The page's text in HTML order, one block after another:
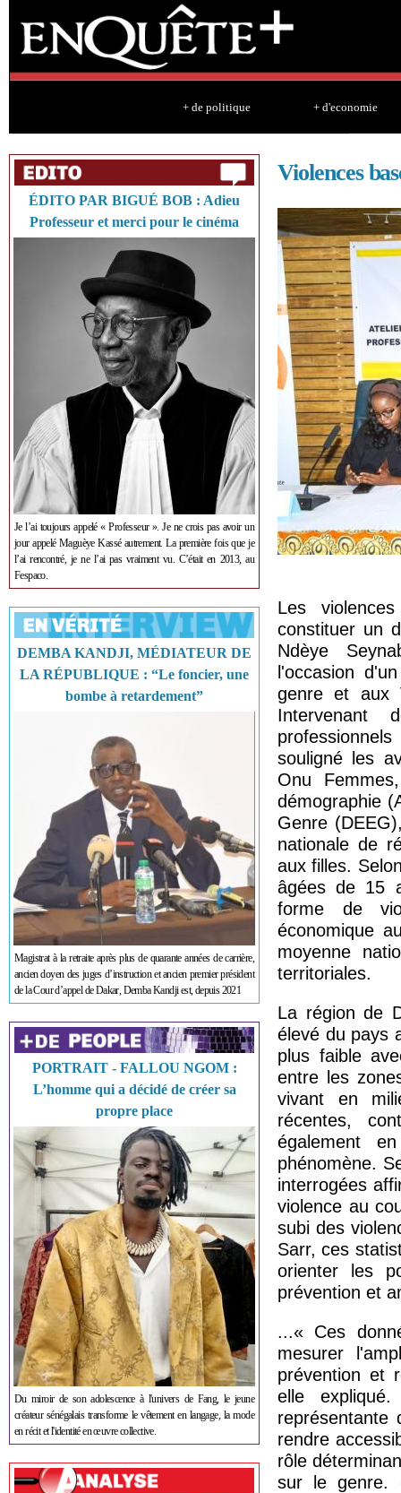
+ de politique + d'economie
ÉDITO PAR BIGUÉ BOB : Adieu
Professeur et merci pour le cinéma
Je l’ai toujours appelé « Professeur ». Je ne crois pas avoir un
jour appelé Maguèye Kassé autrement. La première fois que je
l’ai rencontré, je ne l’ai pas vraiment vu. C’était en 2013, au
Fespaco.
DEMBA KANDJI, MÉDIATEUR DE
LA RÉPUBLIQUE : “Le foncier, une
bombe à retardement”
Magistrat à la retraite après plus de quarante années de carrière,
ancien doyen des juges d’instruction et ancien premier président
de la Cour d’appel de Dakar, Demba Kandji est, depuis 2021
PORTRAIT - FALLOU NGOM :
L’homme qui a décidé de créer sa
propre place
Du miroir de son adolescence à l'univers de Fang, le jeune
créateur sénégalais transforme le vêtement en langage, la mode
en récit et l'identité en œuvre collective.
Violences
Les
constituer un
Ndèye
l'occasion
genre et aux
Intervenant
souligné les
Onu
démographie
Genre
nationale de
aux filles.
âgées de 15
forme de
économique
moyenne
territoriales.
La région de
élevé du pays
plus faible
entre les
vivant en
récentes,
également
phénomène.
interrogées
violence au
subi des
Sarr, ces
orienter les
prévention et
...« Ces
mesurer
prévention et
elle
rendre
rôle
sur le genre.